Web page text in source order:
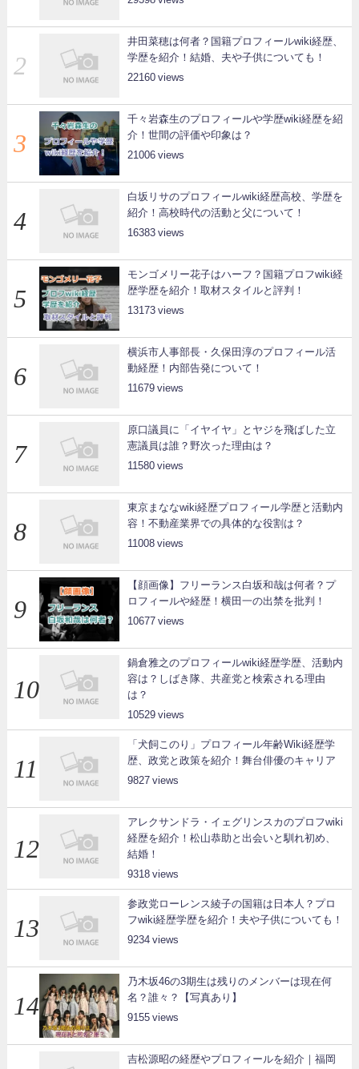
井田菜穂は何者？国籍プロフィールwiki経歴、
学歴を紹介！結婚、夫や子供についても！
22160
千々岩森生のプロフィールや学歴wiki経歴を紹
介！世間の評価や印象は？
21006
白坂リサのプロフィールwiki経歴高校、学歴を
紹介！高校時代の活動と父について！
16383
モンゴメリー花子はハーフ？国籍プロフwiki経
歴学歴を紹介！取材スタイルと評判！
13173
横浜市人事部長・久保田淳のプロフィール活
動経歴！内部告発について！
11679
原口議員に「イヤイヤ」とヤジを飛ばした立
憲議員は誰？野次った理由は？
11580
東京まななwiki経歴プロフィール学歴と活動内
容！不動産業界での具体的な役割は？
11008
【顔画像】フリーランス白坂和哉は何者？プ
ロフィールや経歴！横田一の出禁を批判！
10677
鍋倉雅之のプロフィールwiki経歴学歴、活動内
容は？しばき隊、共産党と検索される理由
は？
10529
「犬飼このり」プロフィール年齢Wiki経歴学
歴、政党と政策を紹介！舞台俳優のキャリア
9827
アレクサンドラ・イェグリンスカのプロフwiki
経歴を紹介！松山恭助と出会いと馴れ初め、
結婚！
9318
参政党ローレンス綾子の国籍は日本人？プロ
フwiki経歴学歴を紹介！夫や子供についても！
9234
乃木坂46の3期生は残りのメンバーは現在何
名？誰々？【写真あり】
9155
吉松源昭の経歴やプロフィールを紹介｜福岡